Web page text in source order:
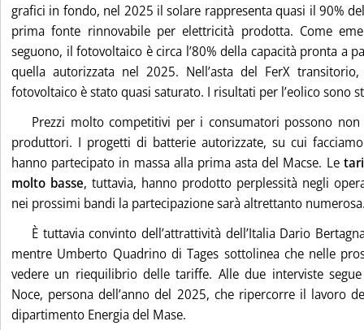
grafici in fondo, nel 2025 il solare rappresenta quasi il 90%
prima fonte rinnovabile per elettricità prodotta. Come
seguono, il fotovoltaico è circa l’80% della capacità pronta a
quella autorizzata nel 2025. Nell’asta del FerX
fotovoltaico è stato quasi saturato. I risultati per l’eolico sono
Prezzi molto competitivi per i consumatori possono
produttori. I progetti di batterie autorizzate, su cui
hanno partecipato in massa alla prima asta del Macse. Le
molto basse, tuttavia, hanno prodotto perplessità negli
nei prossimi bandi la partecipazione sarà altrettanto
È tuttavia convinto dell’attrattività dell’Italia Dario
mentre Umberto Quadrino di Tages sottolinea che nelle
vedere un riequilibrio delle tariffe. Alle due interviste
Noce, persona dell’anno del 2025, che ripercorre il lavoro
dipartimento Energia del Mase.